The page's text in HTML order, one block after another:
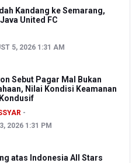
Kandang ke Semarang,
United FC
5, 2026 1:31 AM
Sebut Pagar Mal Bukan
Nilai Kondisi Keamanan
2026 1:31 PM
atas Indonesia All Stars